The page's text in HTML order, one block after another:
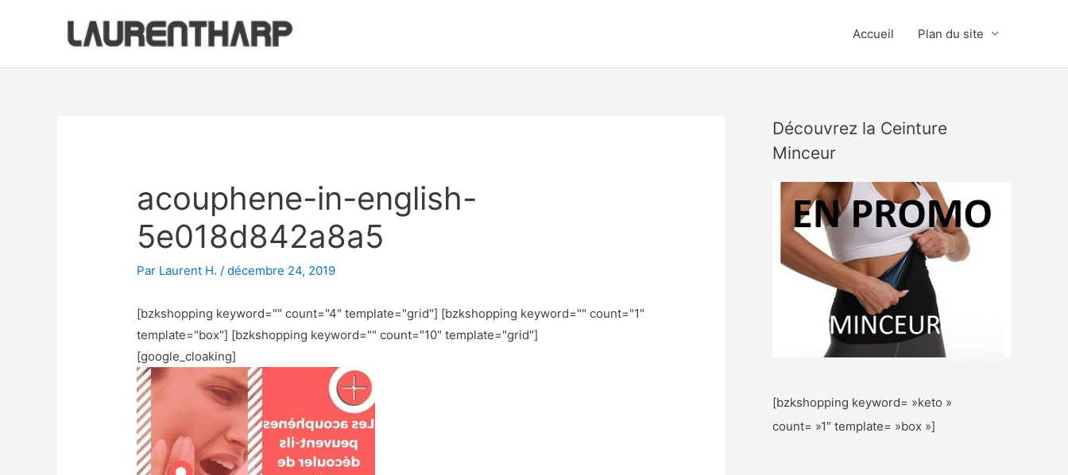
Accueil Plan du site
acouphene-in-english-
5e018d842a8a5
Par Laurent H./décembre 24, 2019
[bzkshopping keyword="" count="4" template="grid"] [bzkshopping keyword="" count="1"
template="box"] [bzkshopping keyword="" count="10" template="grid"]
[google_cloaking]
Découvrez la Ceinture
Minceur
[bzkshopping keyword= »keto »
count= »1″ template= »box »]